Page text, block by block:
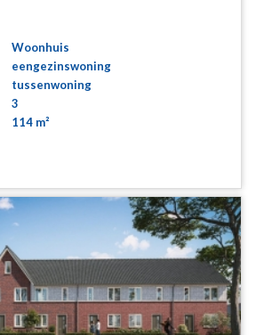
Woonhuis
eengezinswoning
tussenwoning
3
114 m²